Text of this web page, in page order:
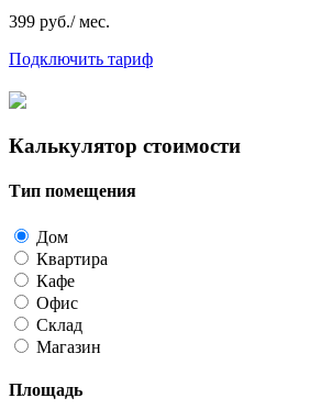
399 руб./ мес.
Подключить тариф
Калькулятор стоимости
Тип помещения
Дом
Квартира
Кафе
Офис
Склад
Магазин
Площадь